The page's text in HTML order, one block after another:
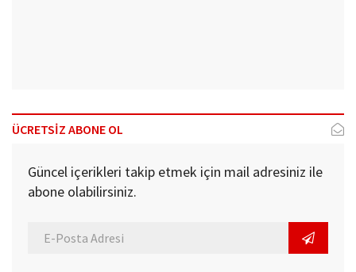
ÜCRETSİZ ABONE OL
Güncel içerikleri takip etmek için mail adresiniz ile
abone olabilirsiniz.